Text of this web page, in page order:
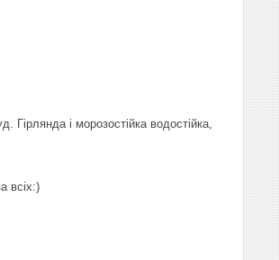
і морозостійка водостійка,
всіх:)